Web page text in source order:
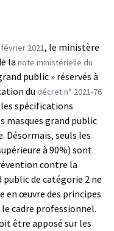
2021, le ministère
la note ministérielle du
public » réservés à
du décret n° 2021-76
spécifications
masques grand public
Désormais, seuls les
à 90%) sont
contre la
public de catégorie 2 ne
en œuvre des principes
cadre professionnel.
être apposé sur les